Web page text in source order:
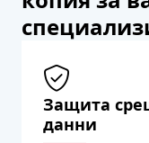
Защита
данни